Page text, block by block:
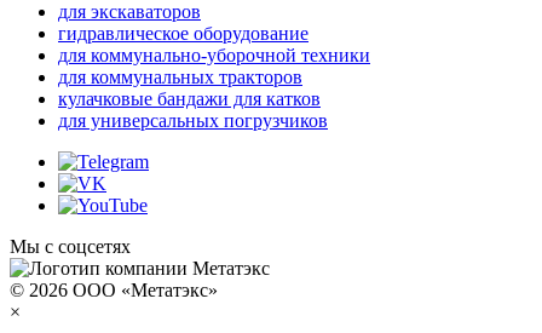
для экскаваторов
гидравлическое оборудование
для коммунально-уборочной техники
для коммунальных тракторов
кулачковые бандажи для катков
для универсальных погрузчиков
Мы с соцсетях
© 2026 ООО «Метатэкс»
×